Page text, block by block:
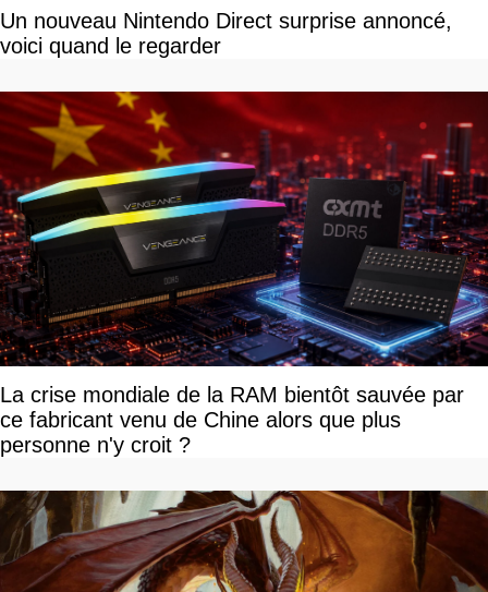
Un nouveau Nintendo Direct surprise annoncé,
voici quand le regarder
La crise mondiale de la RAM bientôt sauvée par
ce fabricant venu de Chine alors que plus
personne n'y croit ?